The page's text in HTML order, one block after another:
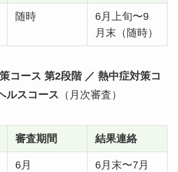
随時
6月上旬〜9
月末（随時）
コース 第2段階 ／ 熱中症対策コ
ルスコース （月次審査）
審査期間 結果連絡
6月
6月末〜7月